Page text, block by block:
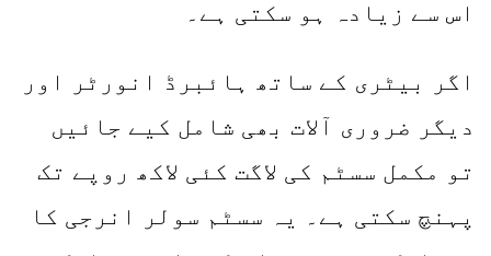
اس سے زیادہ ہو سکتی ہے۔
اگر بیٹری کے ساتھ ہائبرڈ انورٹر اور
دیگر ضروری آلات بھی شامل کیے جائیں
تو مکمل سسٹم کی لاگت کئی لاکھ روپے تک
پہنچ سکتی ہے۔ یہ سسٹم سولر انرجی کا